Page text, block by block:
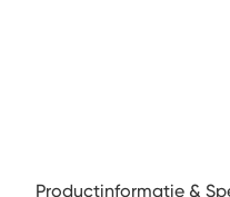
Productinformatie &